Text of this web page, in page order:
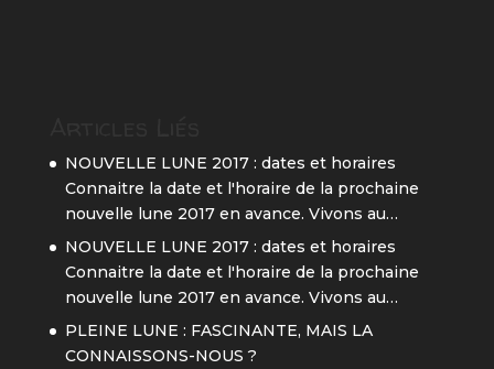
NOUVELLE LUNE 2017 : dates et horaires
Connaitre la date et l'horaire de la prochaine
nouvelle lune 2017 en avance. Vivons au…
NOUVELLE LUNE 2017 : dates et horaires
Connaitre la date et l'horaire de la prochaine
nouvelle lune 2017 en avance. Vivons au…
PLEINE LUNE : FASCINANTE, MAIS LA
CONNAISSONS-NOUS ?